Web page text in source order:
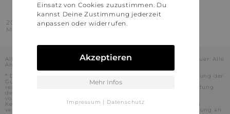
2016 - 2026 © Stylaholic.
Made for you with love in munich.
Alle Preise inkl. der jeweils geltenden gesetzlichen Mehrwertsteuer. Alle
Angaben ohne Gewähr.
* Die angezeigten Preise beinhalten Rabatte, die durch die Nutzung der
Gutschein-Codes auf den Seiten unserer Partner voraussichtlich
realisiert werden können. Stylaholic führt keine vollständige Prüfung
der Gutschein-Codes durch und es kann daher in Einzelfällen
vorkommen, dass die Gutscheine abweichend von unserem
Kenntnisstand bei dem jeweiligen Shop nicht oder nur teilweise
verwendet werden können. Darüber hinaus kann deren Verwendung an
Einsatz von Cookies zuzustimmen. Du
kannst Deine Zustimmung jederzeit
anpassen oder widerrufen.
Akzeptieren
Mehr Infos
Impressum | Datenschutz